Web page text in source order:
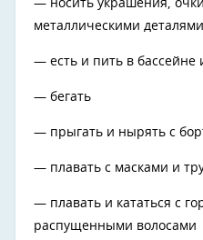
носить украшения,
металлическими деталями
есть и пить в
бегать
прыгать и нырять с
плавать с масками и
плавать и кататься с
распущенными волосами